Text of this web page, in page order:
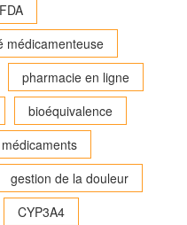
FDA
médicamenteuse
pharmacie en ligne
bioéquivalence
gestion de la douleur
CYP3A4